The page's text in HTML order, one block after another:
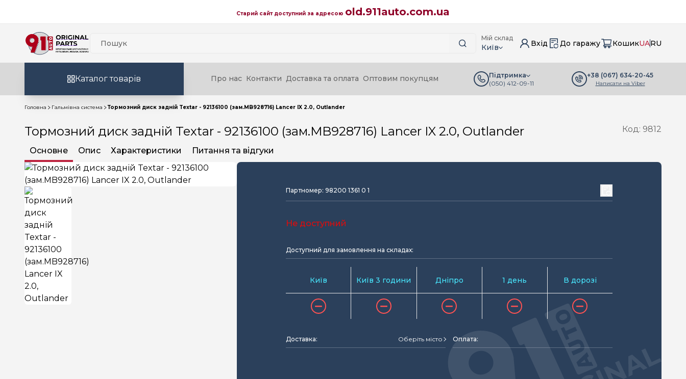
Старий сайт доступний за адресою old.911auto.com.ua
Мій склад
Київ Вхід До гаражу КошикUARU
Каталог товарів Про нас Контакти Доставка та оплата Оптовим покупцям
Підтримка
(050) 412-09-11
+38 (067) 634-20-45
Написати на Viber
Головна Гальмівна система Тормозний диск задній Textar - 92136100 (зам.MB928716) Lancer IX 2.0, Outlander
Тормозний диск задній Textar - 92136100 (зам.MB928716) Lancer IX 2.0, Outlander Код: 9812
Основне Опис Характеристики Питання та відгуки
Партномер: 98200 1361 0 1
Не доступний
Доступний для замовлення на складах:
Київ Київ 3 години Дніпро 1 день В дорозі
Доставка: Оберіть місто Оплата: